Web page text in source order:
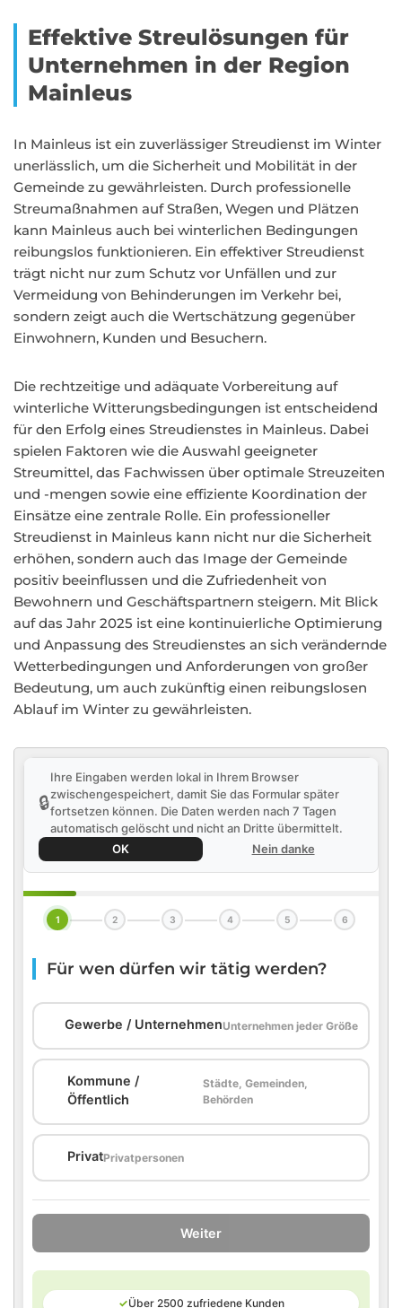
Effektive Streulösungen für
Unternehmen in der Region
Mainleus
In Mainleus ist ein zuverlässiger Streudienst im Winter
unerlässlich, um die Sicherheit und Mobilität in der
Gemeinde zu gewährleisten. Durch professionelle
Streumaßnahmen auf Straßen, Wegen und Plätzen
kann Mainleus auch bei winterlichen Bedingungen
reibungslos funktionieren. Ein effektiver Streudienst
trägt nicht nur zum Schutz vor Unfällen und zur
Vermeidung von Behinderungen im Verkehr bei,
sondern zeigt auch die Wertschätzung gegenüber
Einwohnern, Kunden und Besuchern.
Die rechtzeitige und adäquate Vorbereitung auf
winterliche Witterungsbedingungen ist entscheidend
für den Erfolg eines Streudienstes in Mainleus. Dabei
spielen Faktoren wie die Auswahl geeigneter
Streumittel, das Fachwissen über optimale Streuzeiten
und -mengen sowie eine effiziente Koordination der
Einsätze eine zentrale Rolle. Ein professioneller
Streudienst in Mainleus kann nicht nur die Sicherheit
erhöhen, sondern auch das Image der Gemeinde
positiv beeinflussen und die Zufriedenheit von
Bewohnern und Geschäftspartnern steigern. Mit Blick
auf das Jahr 2025 ist eine kontinuierliche Optimierung
und Anpassung des Streudienstes an sich verändernde
Wetterbedingungen und Anforderungen von großer
Bedeutung, um auch zukünftig einen reibungslosen
Ablauf im Winter zu gewährleisten.
🔒
Ihre Eingaben werden lokal in Ihrem Browser
zwischengespeichert, damit Sie das Formular später
fortsetzen können. Die Daten werden nach 7 Tagen
automatisch gelöscht und nicht an Dritte übermittelt.
OK
Nein danke
1 2 3 4 5 6
Für wen dürfen wir tätig werden?
Gewerbe / UnternehmenUnternehmen jeder Größe
Kommune /
Öffentlich
Städte, Gemeinden,
Behörden
PrivatPrivatpersonen
Weiter
✓Über 2500 zufriedene Kunden